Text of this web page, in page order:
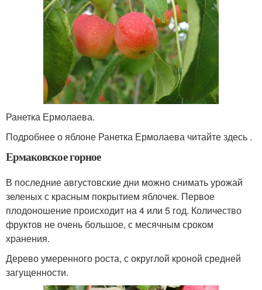
Ранетка Ермолаева.
Подробнее о яблоне Ранетка Ермолаева читайте здесь .
Ермаковское горное
В последние августовские дни можно снимать урожай
зеленых с красным покрытием яблочек. Первое
плодоношение происходит на 4 или 5 год. Количество
фруктов не очень большое, с месячным сроком
хранения.
Дерево умеренного роста, с округлой кроной средней
загущенности.